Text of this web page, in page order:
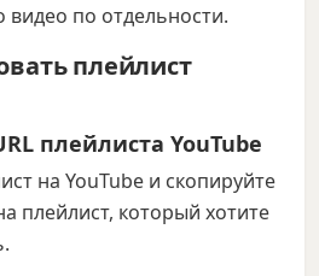
видео по отдельности.
плейлист
плейлиста YouTube
на YouTube и скопируйте
плейлист, который хотите